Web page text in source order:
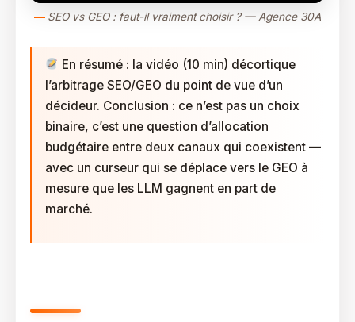
SEO vs GEO : faut-il vraiment choisir ? — Agence 30A
En résumé : la vidéo (10 min) décortique
l’arbitrage SEO/GEO du point de vue d’un
décideur. Conclusion : ce n’est pas un choix
binaire, c’est une question d’allocation
budgétaire entre deux canaux qui coexistent —
avec un curseur qui se déplace vers le GEO à
mesure que les LLM gagnent en part de
marché.